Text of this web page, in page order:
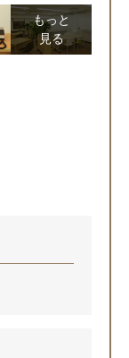
もっと
見る